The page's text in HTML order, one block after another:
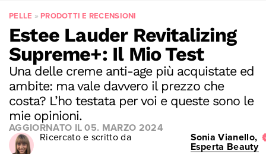
PELLE » PRODOTTI E RECENSIONI
Estee Lauder Revitalizing
Supreme+: Il Mio Test
Una delle creme anti-age più acquistate ed
ambite: ma vale davvero il prezzo che
costa? L’ho testata per voi e queste sono le
mie opinioni.
AGGIORNATO IL05. MARZO 2024
Ricercato e scritto da Sonia Vianello,
Esperta Beauty